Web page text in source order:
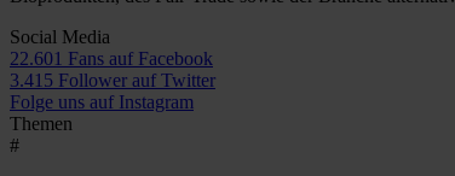
Social Media
22.601 Fans auf Facebook
3.415 Follower auf Twitter
Folge uns auf Instagram
Themen
#